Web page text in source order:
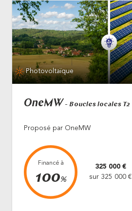
Photovoltaïque
OneMW - Boucles locales T2
Proposé par OneMW
Financé à
100%
325 000 €
sur 325 000 €